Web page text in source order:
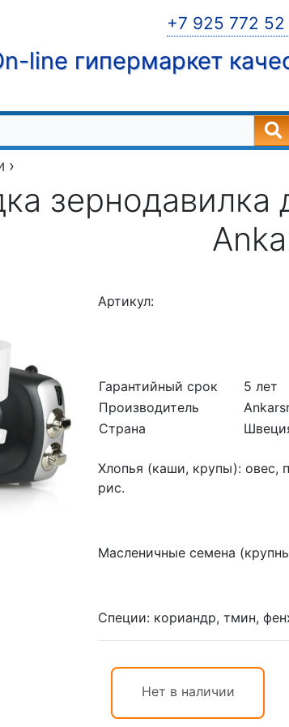
+7 925 772 52
line гипермаркет
›
зернодавилка
Артикул:
Гарантийный срок
5 лет
Производитель
Страна
Хлопья (каши, крупы): овес,
рис.
Масленичные семена
Специи: кориандр, тмин,
Нет в наличии